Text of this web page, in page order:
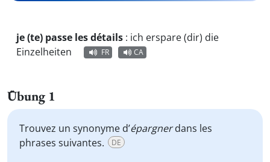
je (te) passe les détails : ich erspare (dir) die
Einzelheiten
FR CA
Übung 1
Trouvez un synonyme d’épargnerdans les
phrases suivantes.
DE